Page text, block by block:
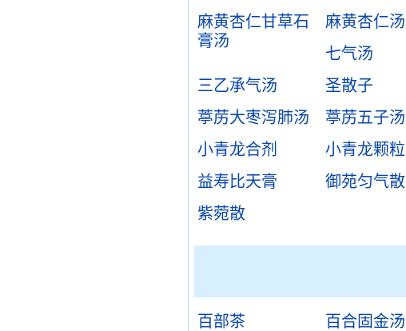
麻黄杏仁甘草石
膏汤
麻黄杏仁汤
七气汤
三乙承气汤
圣散子
葶苈大枣泻肺汤
葶苈五子汤
小青龙合剂
小青龙颗粒
益寿比天膏
御苑匀气散
紫菀散
百部茶 百合固金汤